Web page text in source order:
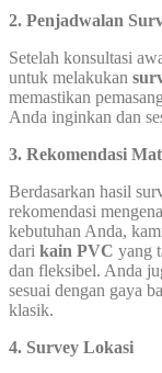
2. Penjadwalan
Setelah konsultasi
untuk melakukan
memastikan
Anda inginkan dan
3. Rekomendasi
Berdasarkan hasil
rekomendasi
kebutuhan Anda,
dari kain PVC yang
dan fleksibel. Anda
sesuai dengan gaya
klasik.
4. Survey Lokasi